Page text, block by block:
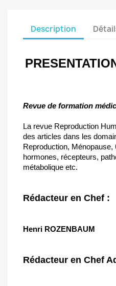
Description
Revue de formation
La revue Reproduction
des articles dans les
Reproduction,
hormones, récepteurs,
métabolique etc.
Rédacteur en Chef :
Henri ROZENBAUM
Rédacteur en Chef